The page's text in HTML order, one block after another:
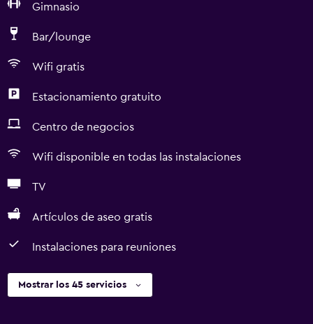
Gimnasio
Bar/lounge
Wifi gratis
Estacionamiento gratuito
Centro de negocios
Wifi disponible en todas las instalaciones
TV
Artículos de aseo gratis
Instalaciones para reuniones
Mostrar los 45 servicios